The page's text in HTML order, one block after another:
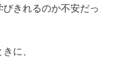
きれるのか不安だっ
に、